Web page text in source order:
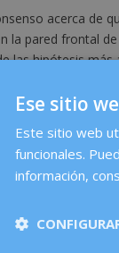
acerca de
la pared frontal
las hipótesis
y los tejidos
otras
del clítoris es la
en la
definitivo.
el orgasmo
Ese sitio
Este sitio web
funcionales.
información,